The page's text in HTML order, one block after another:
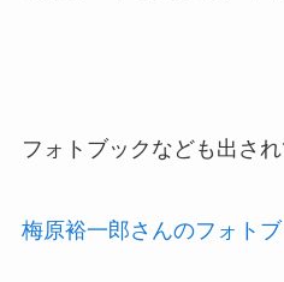
フォトブックなども出され
梅原裕一郎さんのフォト